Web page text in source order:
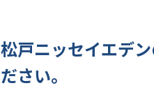
松戸ニッセイエデ
ださい。